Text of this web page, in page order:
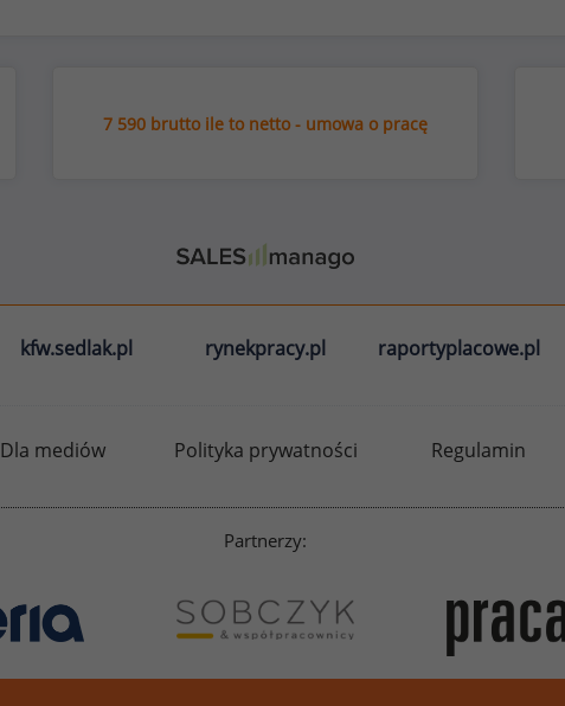
7 590 brutto ile to netto - umowa o pracę
kfw.sedlak.pl rynekpracy.pl raportyplacowe.pl
Dla mediów Polityka prywatności Regulamin
Partnerzy: